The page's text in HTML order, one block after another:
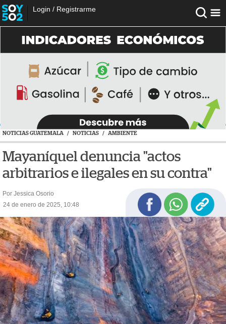
Login / Registrarme
NOTICIAS GUATEMALA / NOTICIAS / AMBIENTE
Mayaníquel denuncia "actos
arbitrarios e ilegales en su contra"
Por Jessica Osorio
24 de enero de 2025, 10:48